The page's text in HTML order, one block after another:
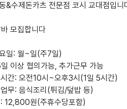
&수제돈카츠 전문점 코시 교대점입니
모집합니다
일: 월~일(주7일)
간: 오전10시~오후3시(1일 5시간)
무: 음식조리(튀김/덮밥 등)
12,800원(주휴수당포함)